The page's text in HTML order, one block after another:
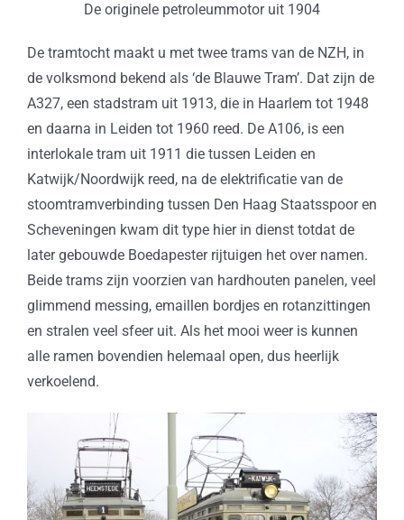
De originele petroleummotor uit 1904
De tramtocht maakt u met twee trams van de NZH, in
de volksmond bekend als ‘de Blauwe Tram’. Dat zijn de
A327, een stadstram uit 1913, die in Haarlem tot 1948
en daarna in Leiden tot 1960 reed. De A106, is een
interlokale tram uit 1911 die tussen Leiden en
Katwijk/Noordwijk reed, na de elektrificatie van de
stoomtramverbinding tussen Den Haag Staatsspoor en
Scheveningen kwam dit type hier in dienst totdat de
later gebouwde Boedapester rijtuigen het over namen.
Beide trams zijn voorzien van hardhouten panelen, veel
glimmend messing, emaillen bordjes en rotanzittingen
en stralen veel sfeer uit. Als het mooi weer is kunnen
alle ramen bovendien helemaal open, dus heerlijk
verkoelend.